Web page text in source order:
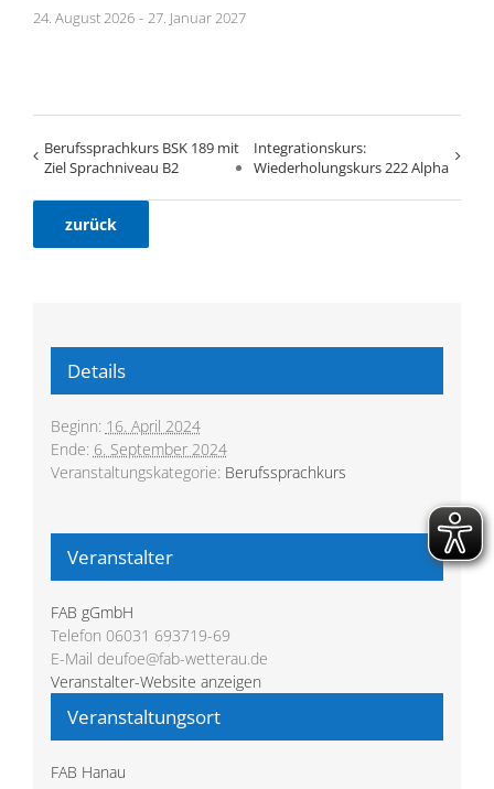
24. August 2026 - 27. Januar 2027
Berufssprachkurs BSK 189 mit
Ziel Sprachniveau B2
Integrationskurs:
Wiederholungskurs 222 Alpha
zurück
Details
Beginn: 16. April 2024
Ende: 6. September 2024
Veranstaltungskategorie: Berufssprachkurs
Veranstaltungsort
FAB Hanau
Veranstalter
FAB gGmbH
Telefon 06031 693719-69
E-Mail deufoe@fab-wetterau.de
Veranstalter-Website anzeigen